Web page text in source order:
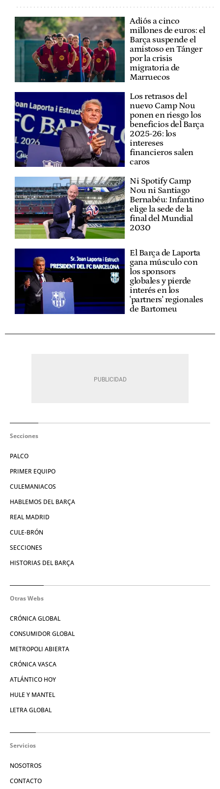
Adiós a cinco
millones de euros: el
Barça suspende el
amistoso en Tánger
por la crisis
migratoria de
Marruecos
Los retrasos del
nuevo Camp Nou
ponen en riesgo los
beneficios del Barça
2025-26: los
intereses
financieros salen
caros
Ni Spotify Camp
Nou ni Santiago
Bernabéu: Infantino
elige la sede de la
final del Mundial
2030
El Barça de Laporta
gana músculo con
los sponsors
globales y pierde
interés en los
'partners' regionales
de Bartomeu
Secciones
PALCO
PRIMER EQUIPO
CULEMANIACOS
HABLEMOS DEL BARÇA
REAL MADRID
CULE-BRÓN
SECCIONES
HISTORIAS DEL BARÇA
Otras Webs
CRÓNICA GLOBAL
CONSUMIDOR GLOBAL
METROPOLI ABIERTA
CRÓNICA VASCA
ATLÁNTICO HOY
HULE Y MANTEL
LETRA GLOBAL
Servicios
NOSOTROS
CONTACTO